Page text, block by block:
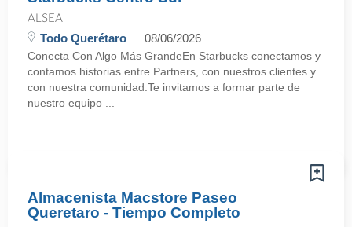
ALSEA
Todo Querétaro 08/06/2026
Conecta Con Algo Más GrandeEn Starbucks conectamos y
contamos historias entre Partners, con nuestros clientes y
con nuestra comunidad.Te invitamos a formar parte de
nuestro equipo ...
Almacenista Macstore Paseo
Queretaro - Tiempo Completo